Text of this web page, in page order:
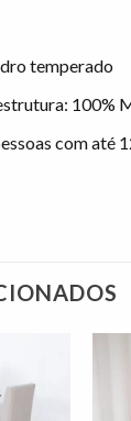
temperado
100%
com até